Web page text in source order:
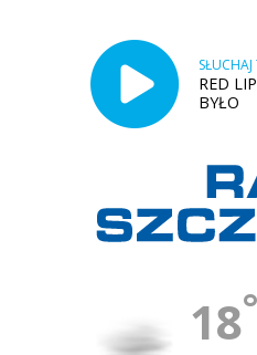
RED
BYŁO
18